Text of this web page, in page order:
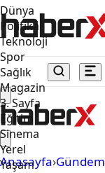
Dünya
Politika
Teknoloji
Spor
Sağlık
Magazin
3. Sayfa
Eğitim
Sinema
Yerel
Yaşam
Anasayfa›Gündem